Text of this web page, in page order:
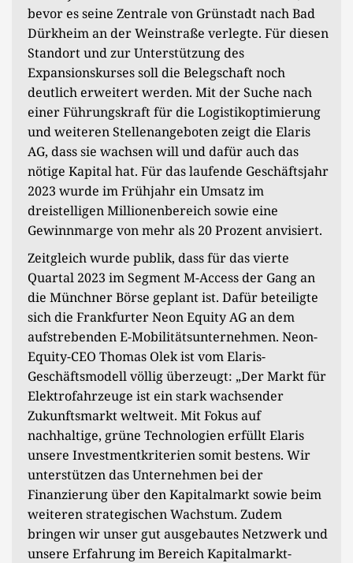
bevor es seine Zentrale von Grünstadt nach Bad
Dürkheim an der Weinstraße verlegte. Für diesen
Standort und zur Unterstützung des
Expansionskurses soll die Belegschaft noch
deutlich erweitert werden. Mit der Suche nach
einer Führungskraft für die Logistikoptimierung
und weiteren Stellenangeboten zeigt die Elaris
AG, dass sie wachsen will und dafür auch das
nötige Kapital hat. Für das laufende Geschäftsjahr
2023 wurde im Frühjahr ein Umsatz im
dreistelligen Millionenbereich sowie eine
Gewinnmarge von mehr als 20 Prozent anvisiert.
Zeitgleich wurde publik, dass für das vierte
Quartal 2023 im Segment M-Access der Gang an
die Münchner Börse geplant ist. Dafür beteiligte
sich die Frankfurter Neon Equity AG an dem
aufstrebenden E-Mobilitätsunternehmen. Neon-
Equity-CEO Thomas Olek ist vom Elaris-
Geschäftsmodell völlig überzeugt: „Der Markt für
Elektrofahrzeuge ist ein stark wachsender
Zukunftsmarkt weltweit. Mit Fokus auf
nachhaltige, grüne Technologien erfüllt Elaris
unsere Investmentkriterien somit bestens. Wir
unterstützen das Unternehmen bei der
Finanzierung über den Kapitalmarkt sowie beim
weiteren strategischen Wachstum. Zudem
bringen wir unser gut ausgebautes Netzwerk und
unsere Erfahrung im Bereich Kapitalmarkt-